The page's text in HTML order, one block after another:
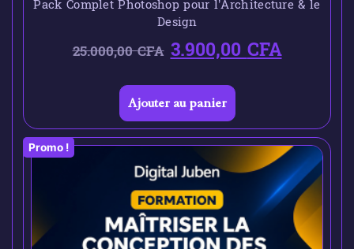
Pack Complet Photoshop pour l’Architecture & le
Design
25.000,00CFA 3.900,00CFA
Ajouter au panier
Promo !